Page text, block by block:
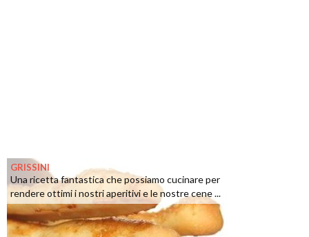
GRISSINI
Una ricetta fantastica che possiamo cucinare per
rendere ottimi i nostri aperitivi e le nostre cene ...